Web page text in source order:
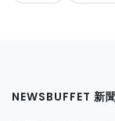
NEWSBUFFET 新